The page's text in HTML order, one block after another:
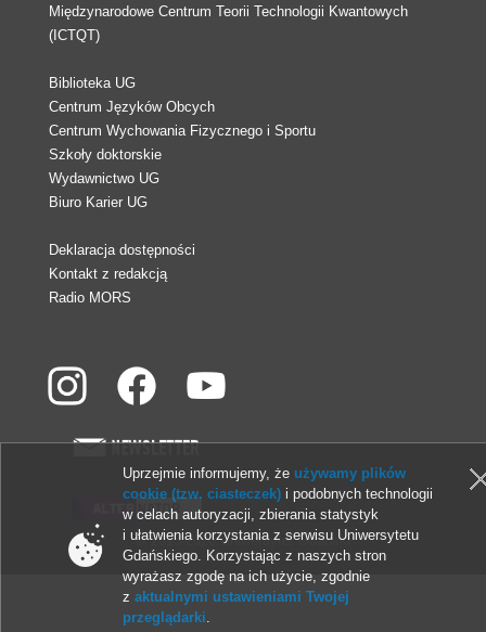
Międzynarodowe Centrum Teorii Technologii Kwantowych
(ICTQT)
Biblioteka UG
Centrum Języków Obcych
Centrum Wychowania Fizycznego i Sportu
Szkoły doktorskie
Wydawnictwo UG
Biuro Karier UG
Deklaracja dostępności
Kontakt z redakcją
Radio MORS
© 2013-2026 Uniwersytet Gdański
Uprzejmie informujemy, że używamy plików
cookie (tzw. ciasteczek) i podobnych technologii
w celach autoryzacji, zbierania statystyk
i ułatwienia korzystania z serwisu Uniwersytetu
Gdańskiego. Korzystając z naszych stron
wyrażasz zgodę na ich użycie, zgodnie
zaktualnymi ustawieniami Twojej
przeglądarki.